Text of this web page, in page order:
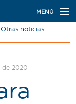
MENÚ
noticias
de 2020